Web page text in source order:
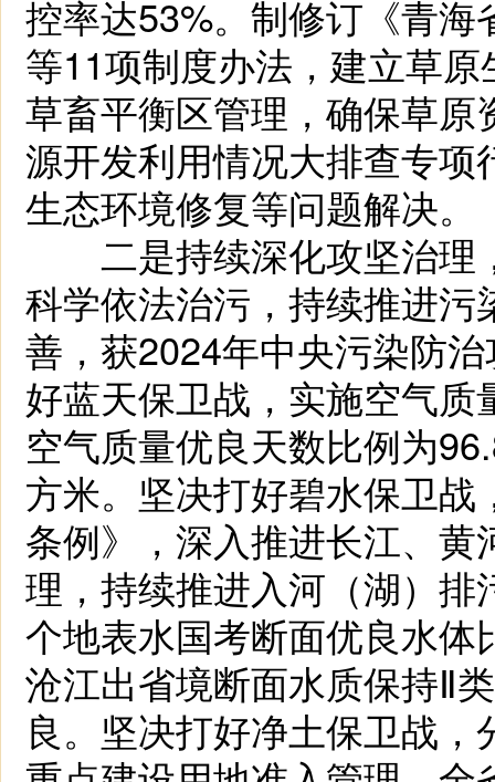
控率达53%。制修订《青
等11项制度办法，建立草
草畜平衡区管理，确保草
源开发利用情况大排查专
生态环境修复等问题解决。
二是持续深化攻坚治理
科学依法治污，持续推进
善，获2024年中央污染防
好蓝天保卫战，实施空气
空气质量优良天数比例为
方米。坚决打好碧水保卫
条例》，深入推进长江、
理，持续推进入河（湖）
个地表水国考断面优良水
沧江出省境断面水质保持Ⅱ
良。坚决打好净土保卫战